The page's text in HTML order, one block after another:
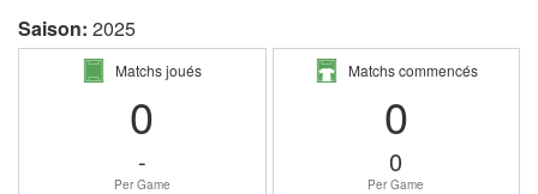
Saison: 2025
Matchs joués
0
-
Per Game
Matchs commencés
0
0
Per Game